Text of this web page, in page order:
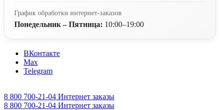
График обработки интернет-заказов
Понедельник – Пятница: 10:00–19:00
ВКонтакте
Max
Telegram
8 800 700-21-04 Интернет заказы
8 800 700-21-04 Интернет заказы